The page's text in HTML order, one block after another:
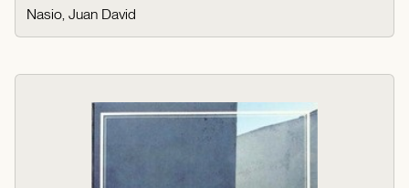
Nasio, Juan David